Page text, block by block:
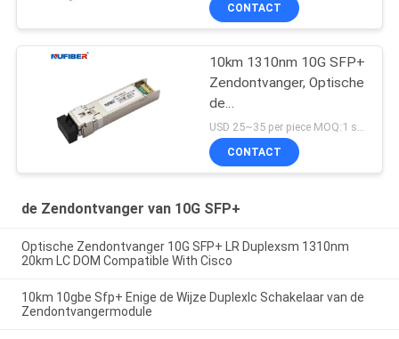
CONTACT
10km 1310nm 10G SFP+
Zendontvanger, Optische
de
Zendontvangermodule
van LC DDM
USD 25~35 per piece MOQ:1 stuk
CONTACT
de Zendontvanger van 10G SFP+
Optische Zendontvanger 10G SFP+ LR Duplexsm 1310nm
20km LC DOM Compatible With Cisco
10km 10gbe Sfp+ Enige de Wijze Duplexlc Schakelaar van de
Zendontvangermodule